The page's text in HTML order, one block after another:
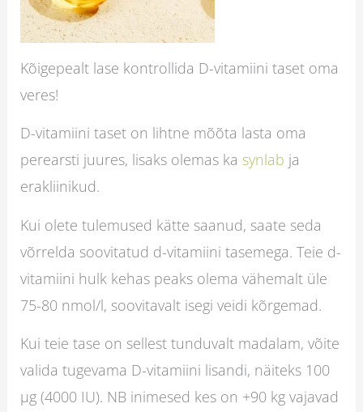
Kõigepealt lase kontrollida D-vitamiini taset oma
veres!
D-vitamiini taset on lihtne mõõta lasta oma
perearsti juures, lisaks olemas ka synlab ja
erakliinikud.
Kui olete tulemused kätte saanud, saate seda
võrrelda soovitatud d-vitamiini tasemega. Teie d-
vitamiini hulk kehas peaks olema vähemalt üle
75-80 nmol/l, soovitavalt isegi veidi kõrgemad.
Kui teie tase on sellest tunduvalt madalam, võite
valida tugevama D-vitamiini lisandi, näiteks 100
µg (4000 IU). NB inimesed kes on +90 kg vajavad